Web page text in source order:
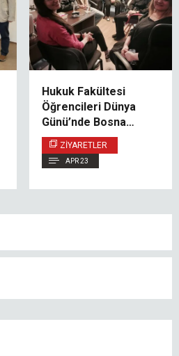
Hukuk Fakültesi
Öğrencileri Dünya
Günü’nde Bosna
Hersek Aarhus
Merkezi’ni Ziyaret Etti
ZIYARETLER
APR 23